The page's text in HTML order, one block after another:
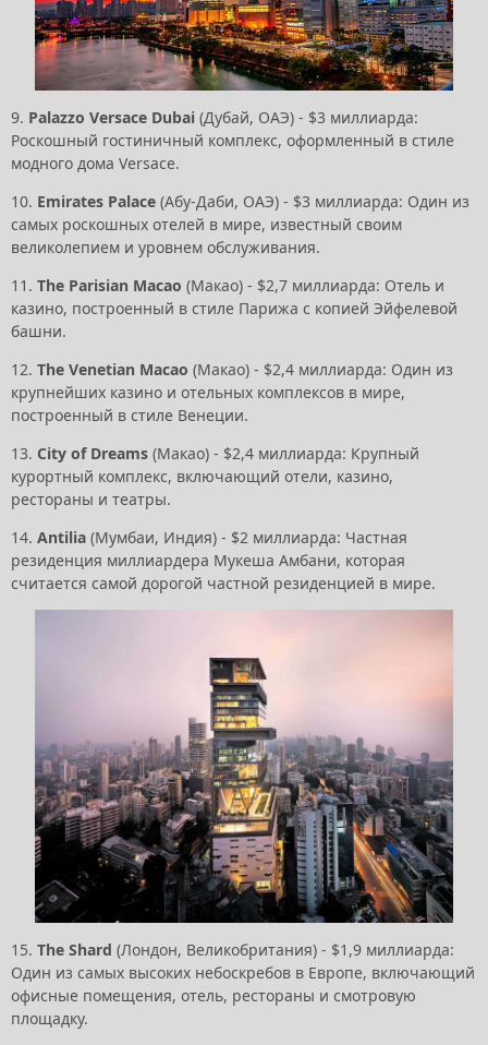
9. Palazzo Versace Dubai (Дубай, ОАЭ) - $3 миллиардa:
Роскошный гостиничный комплекс, оформленный в стиле
модного дома Versace.
10. Emirates Palace (Абу-Даби, ОАЭ) - $3 миллиардa: Один из
самых роскошных отелей в мире, известный своим
великолепием и уровнем обслуживания.
11. The Parisian Macao (Макао) - $2,7 миллиарда: Отель и
казино, построенный в стиле Парижа с копией Эйфелевой
башни.
12. The Venetian Macao (Макао) - $2,4 миллиарда: Один из
крупнейших казино и отельных комплексов в мире,
построенный в стиле Венеции.
13. City of Dreams (Макао) - $2,4 миллиарда: Крупный
курортный комплекс, включающий отели, казино,
рестораны и театры.
14. Antilia (Мумбаи, Индия) - $2 миллиарда: Частная
резиденция миллиардера Мукеша Амбани, которая
считается самой дорогой частной резиденцией в мире.
15. The Shard (Лондон, Великобритания) - $1,9 миллиарда:
Один из самых высоких небоскребов в Европе, включающий
офисные помещения, отель, рестораны и смотровую
площадку.